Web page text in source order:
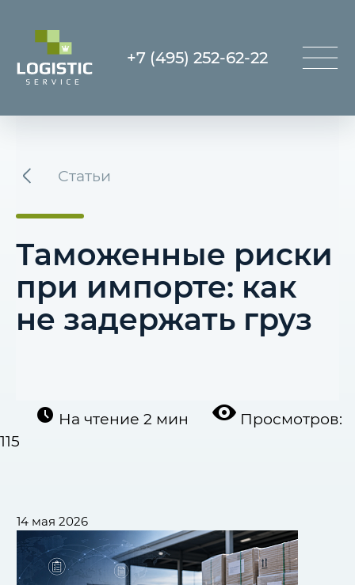
+7 (495) 252-62-22
Статьи
Таможенные риски
при импорте: как
не задержать груз
На чтение 2 мин
Просмотров:
115
14 мая 2026